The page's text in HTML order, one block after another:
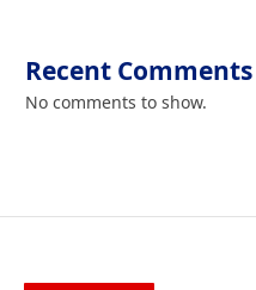
Recent Comments
No comments to show.